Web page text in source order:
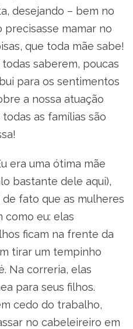
desejando – bem no
mamar no
que toda mãe sabe!
saberem, poucas
para os sentimentos
a nossa atuação
as famílias são
era uma ótima mãe
bastante dele aqui),
fato que as mulheres
como eu: elas
ficam na frente da
tirar um tempinho
Na correria, elas
para seus filhos.
cedo do trabalho,
no cabeleireiro em